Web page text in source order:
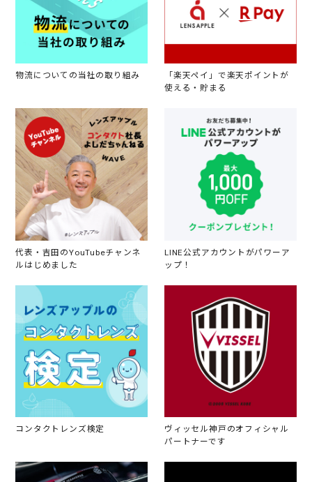
物流についての当社の取り組み
「楽天ペイ」で楽天ポイントが
使える・貯まる
代表・吉田のYouTubeチャンネ
ルはじめました
LINE公式アカウントがパワーア
ップ！
コンタクトレンズ検定
ヴィッセル神戸のオフィシャル
パートナーです